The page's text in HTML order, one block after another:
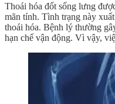
Thoái hóa đốt sống lưng
mãn tính. Tình trạng này
thoái hóa. Bệnh lý thường
hạn chế vận động. Vì vậy,